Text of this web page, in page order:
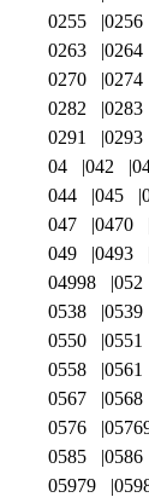
0255
0256
0263
0264
0270
0274
0282
0283
0291
0293
04
042
044
045
047
0470
049
0493
04998
052
0538
0539
0550
0551
0558
0561
0567
0568
0576
0585
0586
05979